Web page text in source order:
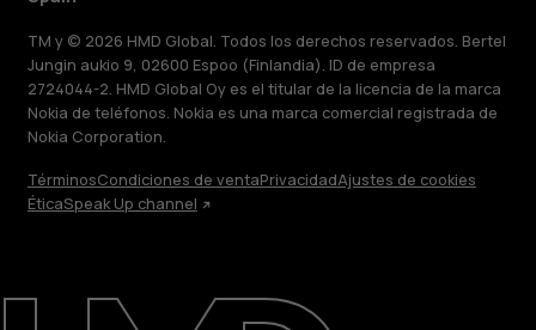
Reparar, reutilizar, reciclar
TM y © 2026 HMD Global. Todos los derechos reservados. Bertel
Jungin aukio 9, 02600 Espoo (Finlandia). ID de empresa
2724044-2. HMD Global Oy es el titular de la licencia de la marca
Nokia de teléfonos. Nokia es una marca comercial registrada de
Nokia Corporation.
TérminosCondiciones de ventaPrivacidadAjustes de cookies
ÉticaSpeak Up channel